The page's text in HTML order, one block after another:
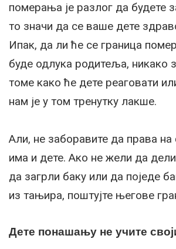
померања је разлог да будете
то значи да се ваше дете
Ипак, да ли ће се граница
буде одлука родитеља, никако
томе како ће дете реаговати
нам је у том тренутку лакше.
Али, не заборавите да права на
има и дете. Ако не жели да дели
да загрли баку или да поједе
из тањира, поштујте његове
Дете понашању не учите